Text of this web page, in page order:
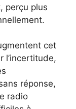
perçu plus
cet
l’incertitude,
réponse,
radio